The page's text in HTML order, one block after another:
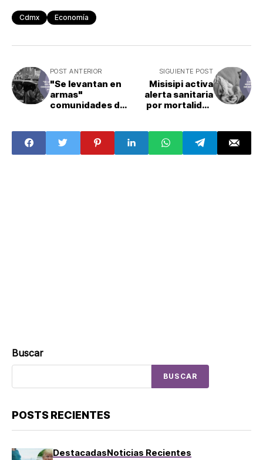
Cdmx Economía
POST ANTERIOR
"Se levantan en
armas"
comunidades de
SIGUIENTE POST
Misisipi activa
alerta sanitaria
por mortalidad
Buscar
BUSCAR
POSTS RECIENTES
DestacadasNoticias Recientes